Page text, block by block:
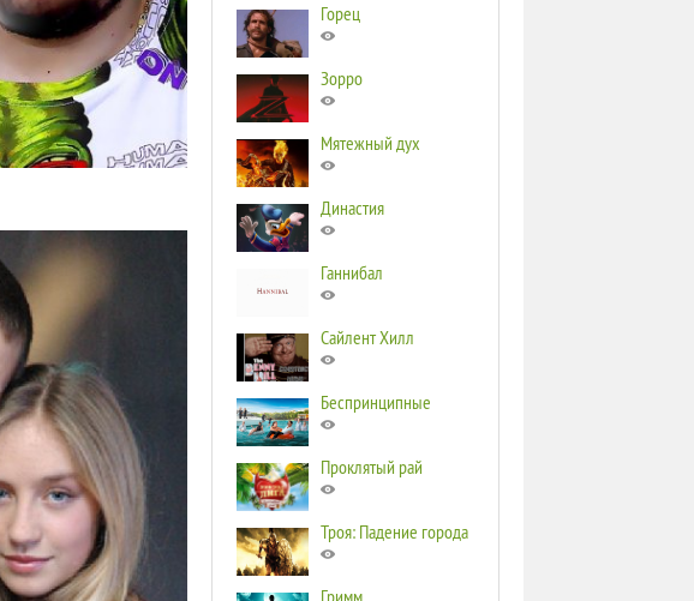
Горец
Зорро
Мятежный дух
Династия
Ганнибал
Сайлент Хилл
Беспринципные
Проклятый рай
Троя: Падение города
Гримм